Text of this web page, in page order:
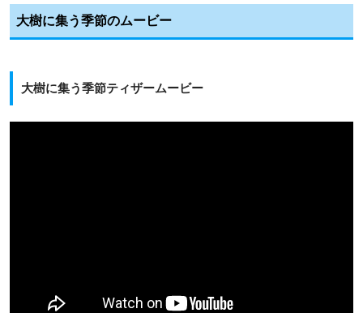
大樹に集う季節のムービー
大樹に集う季節ティザームービー